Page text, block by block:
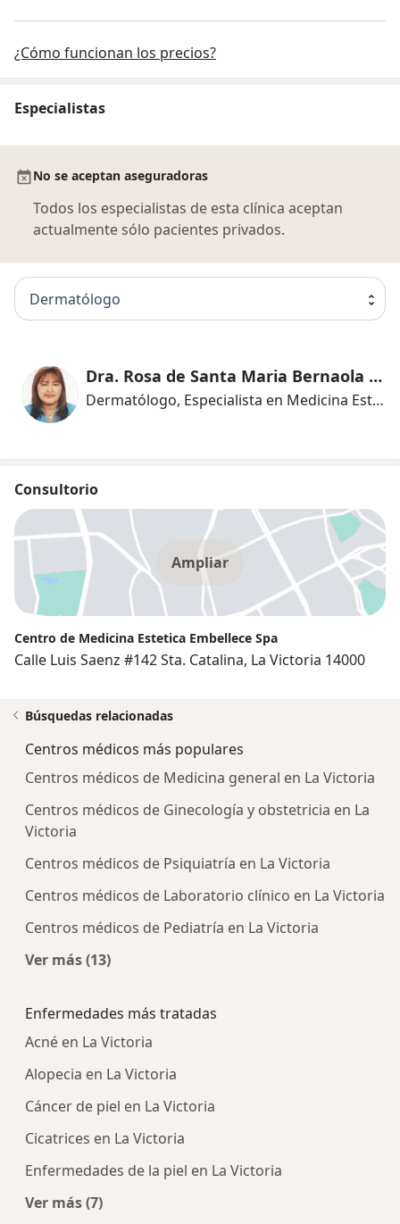
¿Cómo funcionan los precios?
Especialistas
No se aceptan aseguradoras
Todos los especialistas de esta clínica aceptan
actualmente sólo pacientes privados.
Dermatólogo
Dra. Rosa de Santa Maria Bernaola Coria
Dermatólogo, Especialista en Medicina Estética
Consultorio
Ampliar
Centro de Medicina Estetica Embellece Spa
Calle Luis Saenz #142 Sta. Catalina, La Victoria 14000
Búsquedas relacionadas
Centros médicos más populares
Centros médicos de Medicina general en La Victoria
Centros médicos de Ginecología y obstetricia en La
Victoria
Centros médicos de Psiquiatría en La Victoria
Centros médicos de Laboratorio clínico en La Victoria
Centros médicos de Pediatría en La Victoria
Ver más (13)
Enfermedades más tratadas
Acné en La Victoria
Alopecia en La Victoria
Cáncer de piel en La Victoria
Cicatrices en La Victoria
Enfermedades de la piel en La Victoria
Ver más (7)